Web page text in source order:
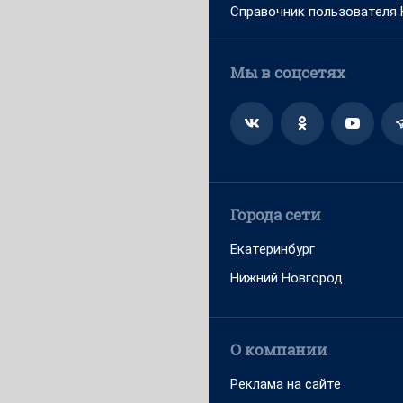
Справочник пользователя
Мы в соцсетях
Города сети
Екатеринбург
Нижний Новгород
О компании
Реклама на сайте